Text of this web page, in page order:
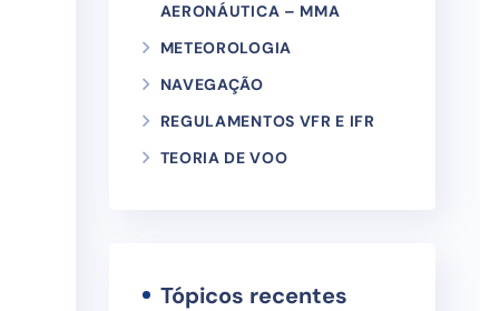
AERONÁUTICA – MMA
METEOROLOGIA
NAVEGAÇÃO
REGULAMENTOS VFR E IFR
TEORIA DE VOO
Tópicos recentes